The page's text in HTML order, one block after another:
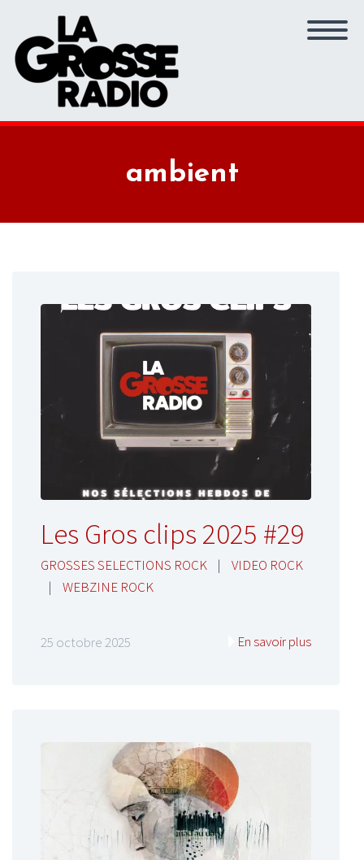
ambient
Les Gros clips 2025 #29
GROSSES SELECTIONS ROCK |
VIDEO ROCK
|
WEBZINE ROCK
25 octobre 2025 En savoir plus